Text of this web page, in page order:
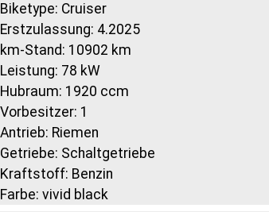
Biketype: Cruiser
Erstzulassung: 4.2025
km-Stand: 10902 km
Leistung: 78 kW
Hubraum: 1920 ccm
Vorbesitzer: 1
Antrieb: Riemen
Getriebe: Schaltgetriebe
Kraftstoff: Benzin
Farbe: vivid black